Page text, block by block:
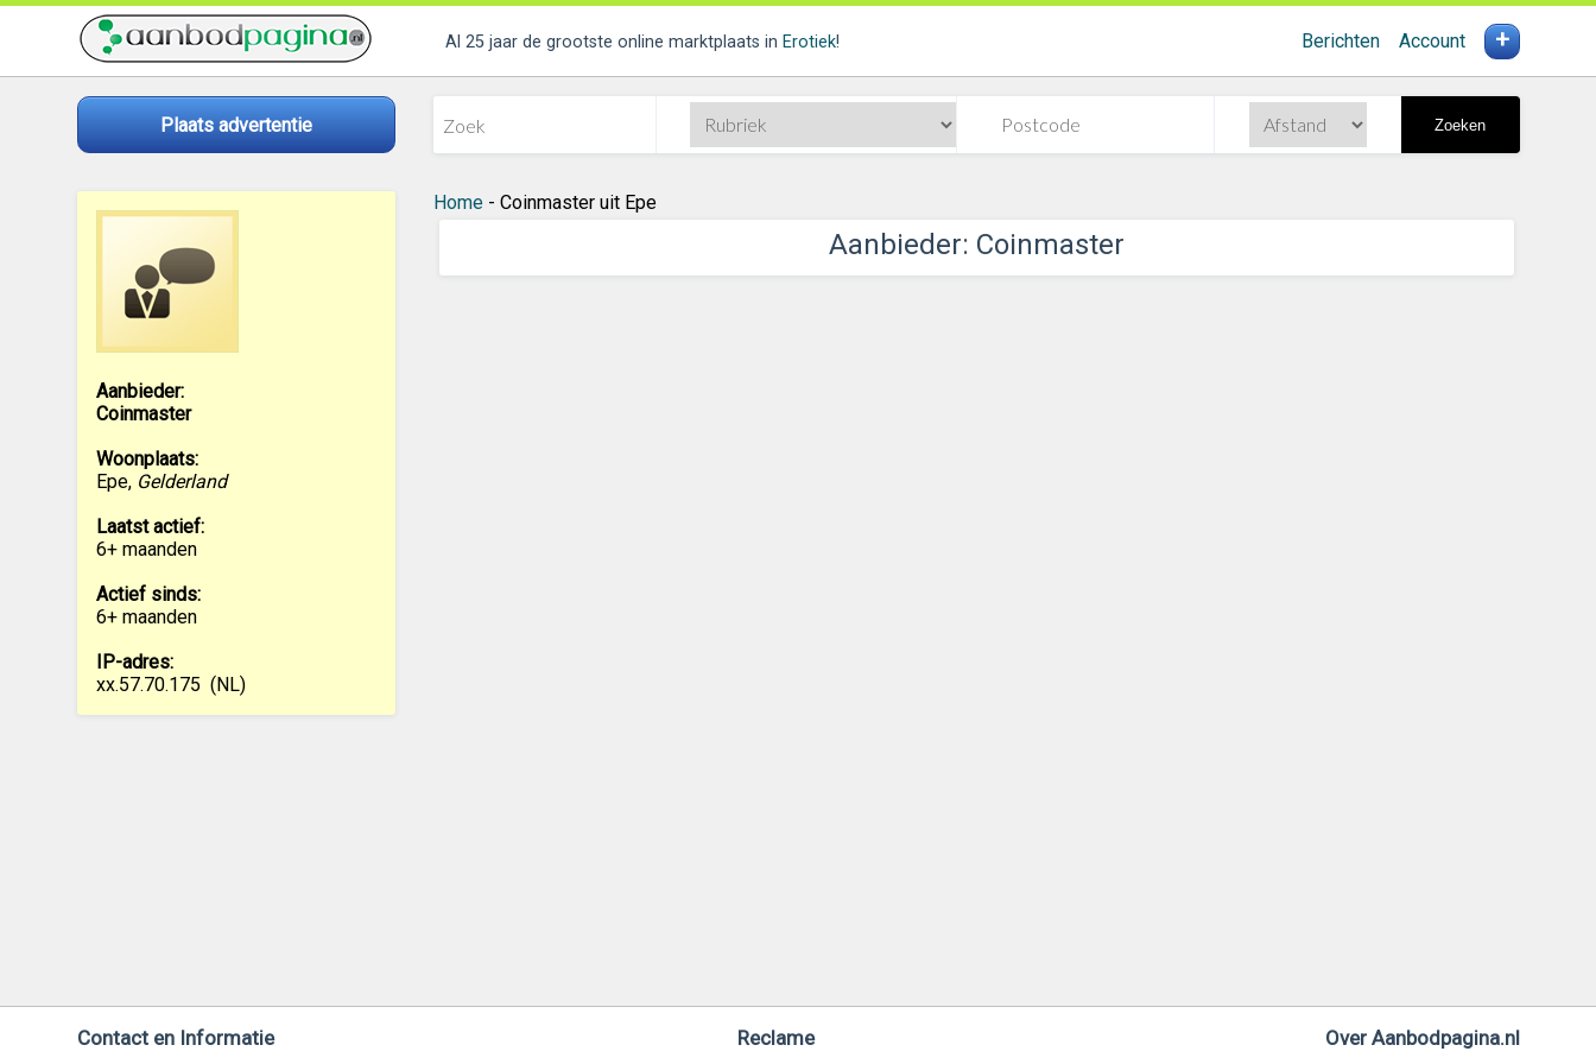
Al 25 jaar de grootste online marktplaats in Erotiek! Berichten Account +
Plaats advertentie Zoeken
Aanbieder:
Coinmaster
Woonplaats:
Epe, Gelderland
Laatst actief:
6+ maanden
Actief sinds:
6+ maanden
IP-adres:
xx.57.70.175 (NL)
Home- Coinmaster uit Epe
Aanbieder: Coinmaster
Contact en Informatie Reclame Over Aanbodpagina.nl